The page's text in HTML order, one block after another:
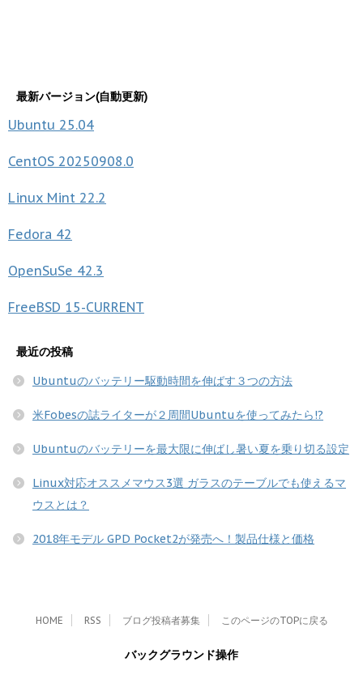
最新バージョン(自動更新)
Ubuntu 25.04
CentOS 20250908.0
Linux Mint 22.2
Fedora 42
OpenSuSe 42.3
FreeBSD 15-CURRENT
最近の投稿
Ubuntuのバッテリー駆動時間を伸ばす３つの方法
米Fobesの誌ライターが２周間Ubuntuを使ってみたら!?
Ubuntuのバッテリーを最大限に伸ばし暑い夏を乗り切る設定
Linux対応オススメマウス3選 ガラスのテーブルでも使えるマ
ウスとは？
2018年モデル GPD Pocket2が発売へ！製品仕様と価格
HOME RSS ブログ投稿者募集 このページのTOPに戻る
バックグラウンド操作